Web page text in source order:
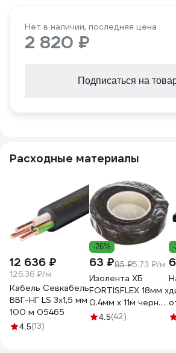
Нет в наличии, последняя цена
2 820 ₽
Подписаться на
Расходные материалы
12 636 ₽
126.36 ₽/м
Кабель Севкабель
ВВГ-НГ LS 3х1,5 мм
100 м 05465
4.5(13)
-26%
63 ₽85 ₽5.73 ₽/м
Изолента ХБ
FORTISFLEX 18мм х
0.4мм х 11м черная
71242
4.5(42)